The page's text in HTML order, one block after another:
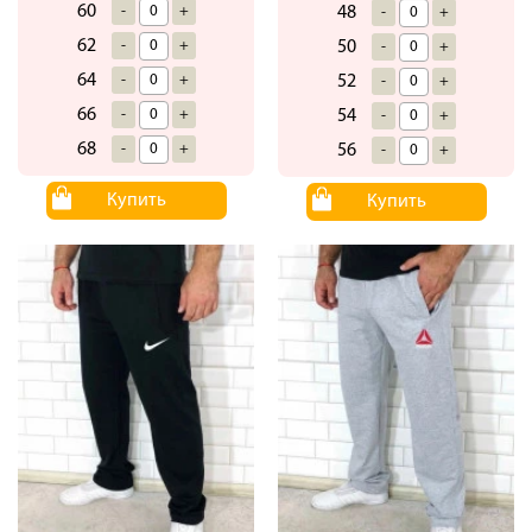
60 - +
62 - +
64 - +
66 - +
68 - +
Купить
48 - +
50 - +
52 - +
54 - +
56 - +
Купить